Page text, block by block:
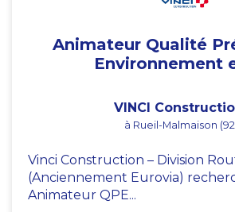
Animateur Qualité
Environnement
VINCI
à Rueil-Malmaison
Vinci Construction – Division
(Anciennement Eurovia)
Animateur QPE...